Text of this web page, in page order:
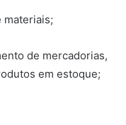
materiais;
de mercadorias,
em estoque;